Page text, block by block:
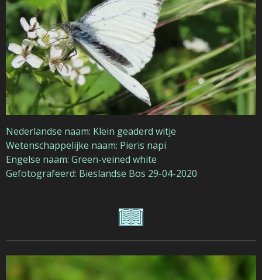
Nederlandse naam: Klein geaderd witje
Wetenschappelijke naam: Pieris napi
Engelse naam: Green-veined white
Gefotografeerd: Bieslandse Bos 29-04-2020